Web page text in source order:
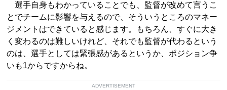
選手自身もわかっていることでも、監督が改めて言うこ
とでチームに影響を与えるので、そういうところのマネー
ジメントはできていると感じます。もちろん、すぐに大き
く変わるのは難しいけれど、それでも監督が代わるという
のは、選手としては緊張感があるというか、ポジション争
いも1からですからね。
ADVERTISEMENT